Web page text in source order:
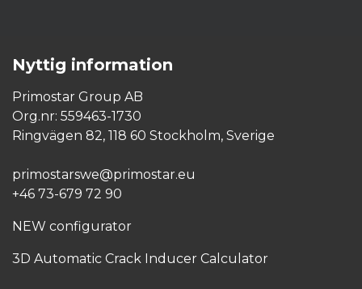
Nyttig information
Primostar Group AB
Org.nr: 559463-1730
Ringvägen 82, 118 60 Stockholm, Sverige
primostarswe@primostar.eu​
+46 73-679 72 90
NEW configurator
3D Automatic Crack Inducer Calculator